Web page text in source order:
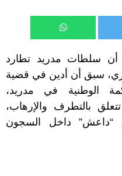
أن سلطات مدريد تطارد
سبق أن أدين في قضية
الوطنية في مدريد،
بالتطرف والإرهاب،
“داعش” داخل السجون